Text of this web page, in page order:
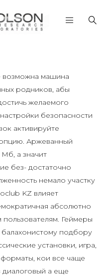
машина
родников, абы
желаемого
безопасности
активируйте
Аржеванный
а значит
без- достаточно
немало участку
KZ влияет
абсолютно
Геймеры
балахонистому подбору
установки, игра,
кои все чаще
диалоговый а еще